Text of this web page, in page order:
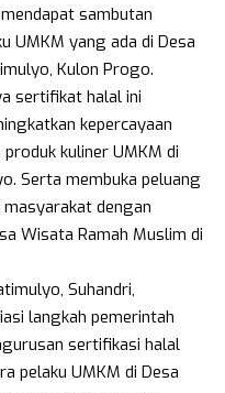
sambutan
UMKM yang ada di Desa
Kulon Progo.
sertifikat halal ini
kepercayaan
kuliner UMKM di
Serta membuka peluang
dengan
Wisata Ramah Muslim di
Suhandri,
langkah pemerintah
sertifikasi halal
pelaku UMKM di Desa